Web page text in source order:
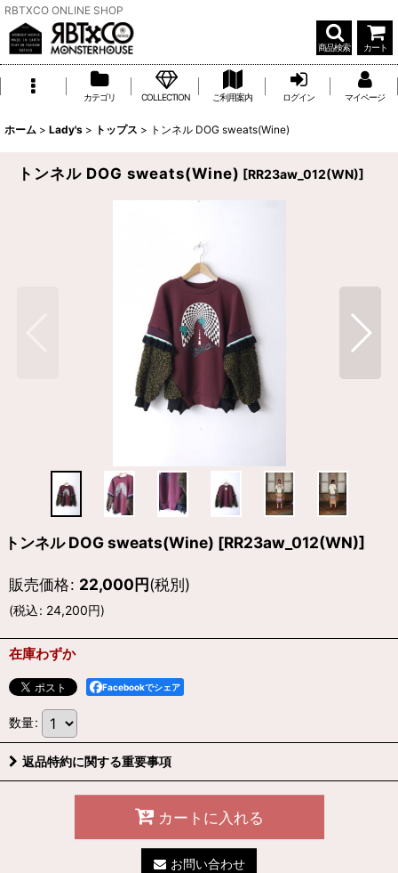
RBTXCO ONLINE SHOP
商品検索 カート
カテゴリ COLLECTION ご利用案内 ログイン マイページ
ホーム > Lady's > トップス > トンネル DOG sweats(Wine)
トンネル DOG sweats(Wine) [RR23aw_012(WN)]
トンネル DOG sweats(Wine) [RR23aw_012(WN)]
販売価格: 22,000円(税別)
(税込: 24,200円)
在庫わずか
Facebookでシェア
数量:
返品特約に関する重要事項
カートに入れる
お問い合わせ